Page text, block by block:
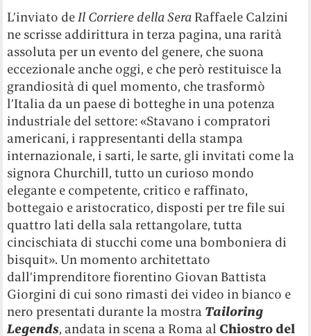
L’inviato deIl Corriere della Sera Raffaele Calzini
ne scrisse addirittura in terza pagina, una rarità
assoluta per un evento del genere, che suona
eccezionale anche oggi, e che però restituisce la
grandiosità di quel momento, che trasformò
l’Italia da un paese di botteghe in una potenza
industriale del settore: «Stavano i compratori
americani, i rappresentanti della stampa
internazionale, i sarti, le sarte, gli invitati come la
signora Churchill, tutto un curioso mondo
elegante e competente, critico e raffinato,
bottegaio e aristocratico, disposti per tre file sui
quattro lati della sala rettangolare, tutta
cincischiata di stucchi come una bomboniera di
bisquit». Un momento architettato
dall’imprenditore fiorentino Giovan Battista
Giorgini di cui sono rimasti dei video in bianco e
nero presentati durante la mostra Tailoring
Legends, andata in scena a Roma alChiostro del